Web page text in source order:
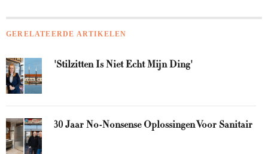
GERELATEERDE ARTIKELEN
'Stilzitten Is Niet Echt Mijn Ding'
30 Jaar No-Nonsense Oplossingen Voor Sanitair